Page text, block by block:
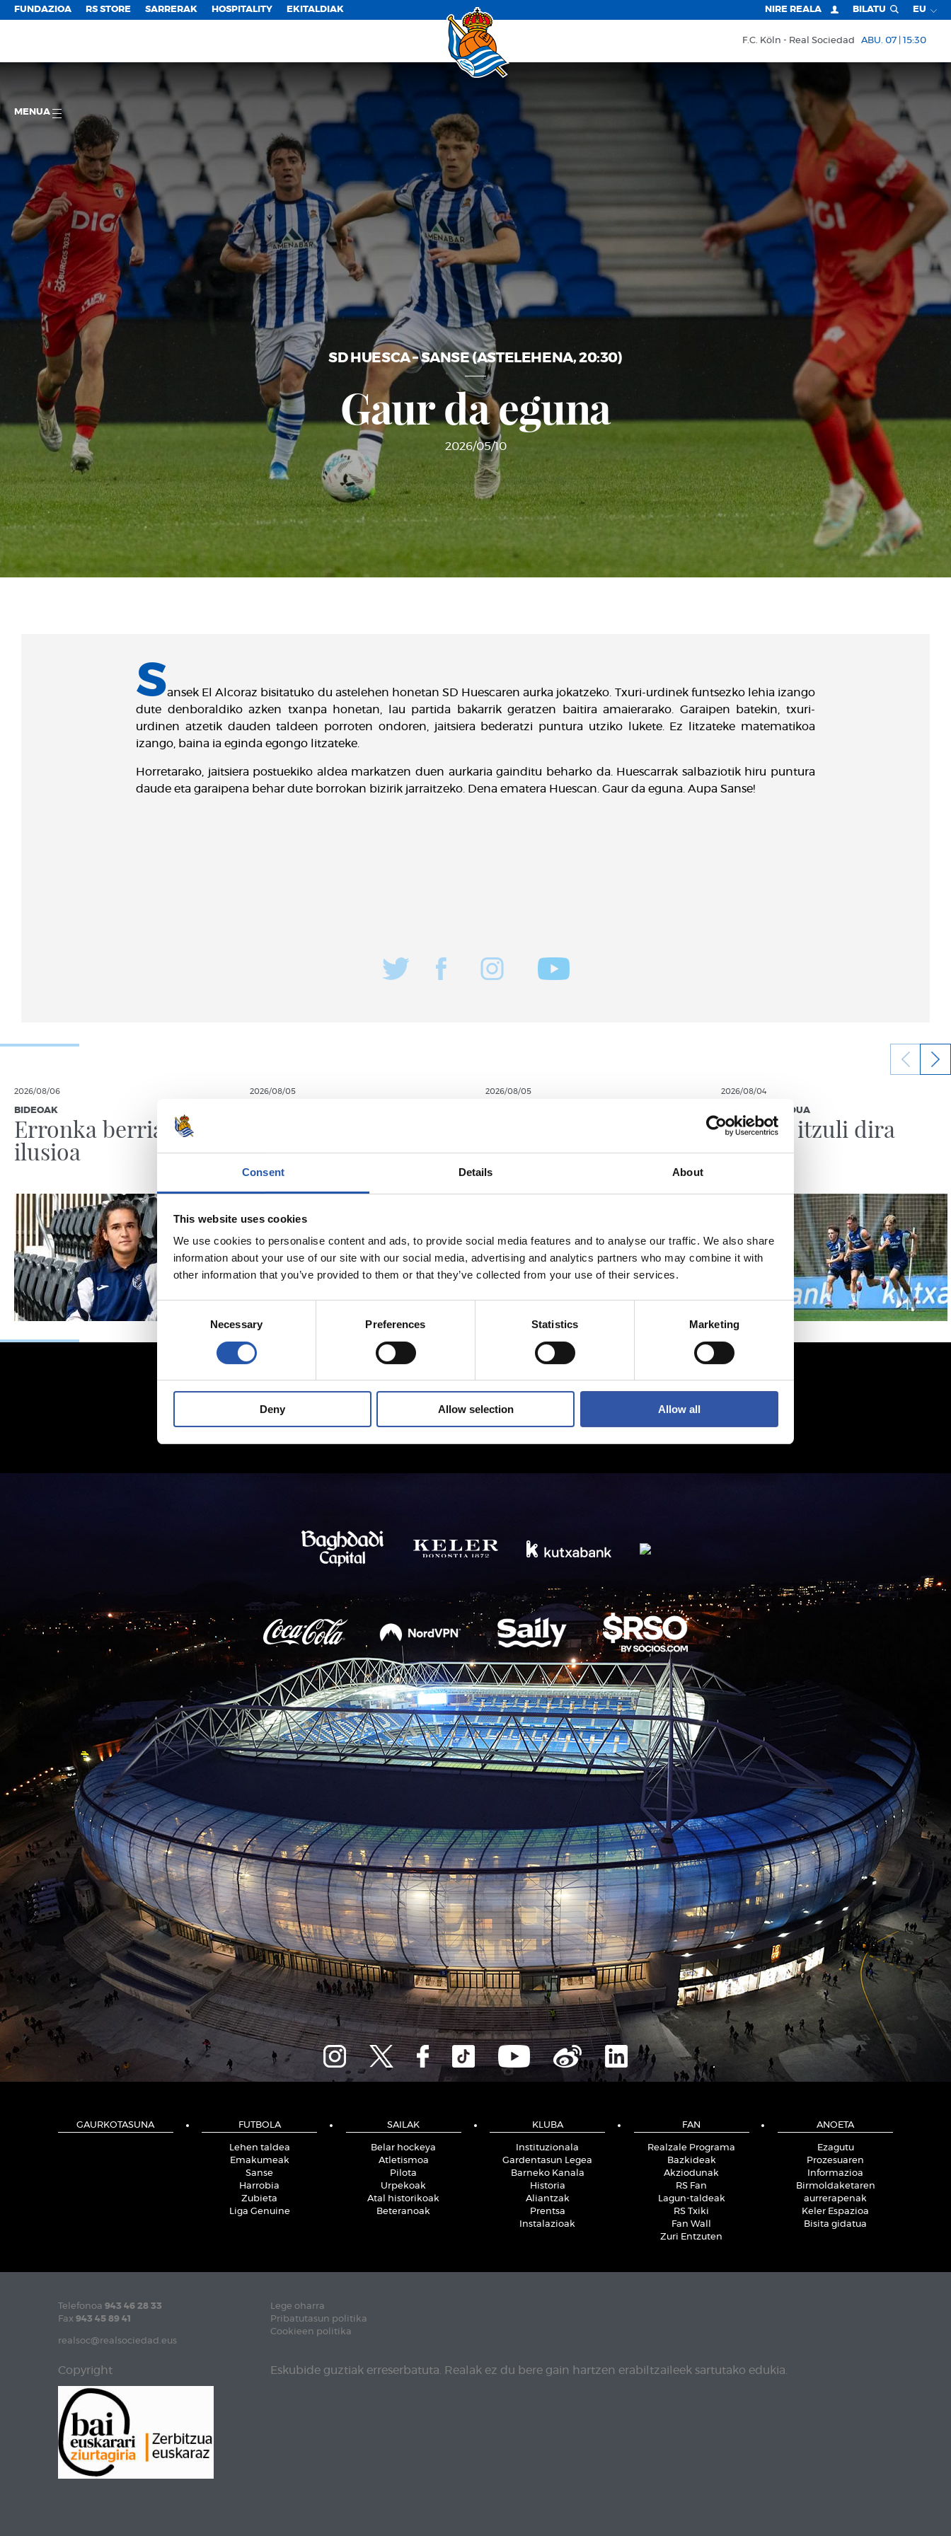
Consent Details About
This website uses cookies
We use cookies to personalise content and ads, to provide social media features and to analyse our traffic. We also share
information about your use of our site with our social media, advertising and analytics partners who may combine it with
other information that you’ve provided to them or that they’ve collected from your use of their services.
Consent
Selection
Necessary Preferences Statistics Marketing
Deny Allow selection Allow all
FUNDAZIOA RS STORE SARRERAK HOSPITALITY EKITALDIAK NIRE REALA BILATU EU
F.C. Köln Real Sociedad ABU. 07 | 15:30
MENUA
SD HUESCA – SANSE (ASTELEHENA, 20:30)
Gaur da eguna
2026/05/10
Sansek El Alcoraz bisitatuko du astelehen honetan SD Huescaren aurka jokatzeko. Txuri-urdinek funtsezko lehia izango
dute denboraldiko azken txanpa honetan, lau partida bakarrik geratzen baitira amaierarako. Garaipen batekin, txuri-
urdinen atzetik dauden taldeen porroten ondoren, jaitsiera bederatzi puntura utziko lukete. Ez litzateke matematikoa
izango, baina ia eginda egongo litzateke.
Horretarako, jaitsiera postuekiko aldea markatzen duen aurkaria gainditu beharko da. Huescarrak salbaziotik hiru puntura
daude eta garaipena behar dute borrokan bizirik jarraitzeko. Dena ematera Huescan. Gaur da eguna. Aupa Sanse!
2026/08/06
BIDEOAK
Erronka berriarekiko
ilusioa
2026/08/05
du gazteen alde”
2026/08/05 2026/08/04
ENTRENAMENDUA
Lanera itzuli dira
GAURKOTASUNA FUTBOLA
Lehen taldea
Emakumeak
Sanse
Harrobia
Zubieta
Liga Genuine
SAILAK
Belar hockeya
Atletismoa
Pilota
Urpekoak
Atal historikoak
Beteranoak
KLUBA
Instituzionala
Gardentasun Legea
Barneko Kanala
Historia
Aliantzak
Prentsa
Instalazioak
FAN
Realzale Programa
Bazkideak
Akziodunak
RS Fan
Lagun-taldeak
RS Txiki
Fan Wall
Zuri Entzuten
ANOETA
Ezagutu
Prozesuaren
Informazioa
Birmoldaketaren
aurrerapenak
Keler Espazioa
Bisita gidatua
Telefonoa 943 46 28 33
Fax 943 45 89 41
realsoc@realsociedad.eus
Lege oharra
Pribatutasun politika
Cookieen politika
Copyright Eskubide guztiak erreserbatuta. Realak ez du bere gain hartzen erabiltzaileek sartutako edukia.